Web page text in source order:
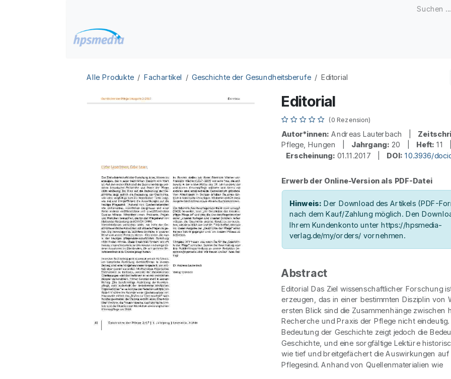
Alle Produkte Fachartikel Geschichte der Gesundheitsberufe Editorial
Editorial
(0 Rezension)
Autor*innen: Andreas Lauterbach |
Pflege, Hungen | Jahrgang: 20 | Heft:
Erscheinung: 01.11.2017 | DOI: 10.3936/
Erwerb der Online-Version als PDF-Datei
Hinweis: Der Download des Artikels (PDF-
nach dem Kauf/Zahlung möglich. Den
Ihrem Kundenkonto unter https://hpsmedia-
verlag.de/my/orders/ vornehmen.
Abstract
Editorial Das Ziel wissenschaftlicher Forschung
erzeugen, das in einer bestimmten Disziplin von
ersten Blick sind die Zusammenhänge zwischen
Recherche und Praxis der Pflege nicht
Bedeutung der Geschichte zeigt jedoch die
Geschichte, und eine sorgfältige Lektüre
wie tief und breitgefächert die Auswirkungen auf
Pflegesind. Anhand von Quellenmaterialien wie